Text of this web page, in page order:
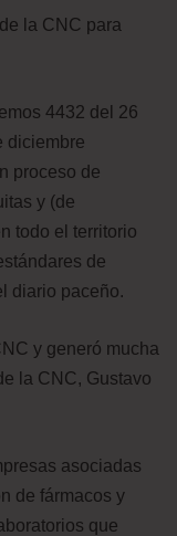
la CNC para
4432 del 26
diciembre
proceso de
y (de
todo el territorio
de
diario paceño.
y generó mucha
la CNC, Gustavo
asociadas
de fármacos y
que